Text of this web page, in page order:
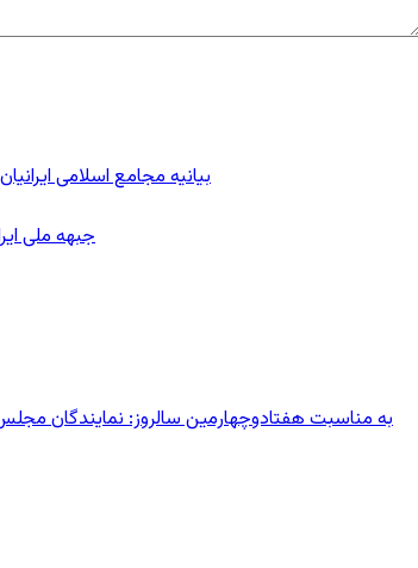
بیانیه مجامع اسلامی
جبهه ملی
به مناسبت هفتادوچهارمین سالروز: نمایندگان مجلس زار می‌زدند/ تهران در